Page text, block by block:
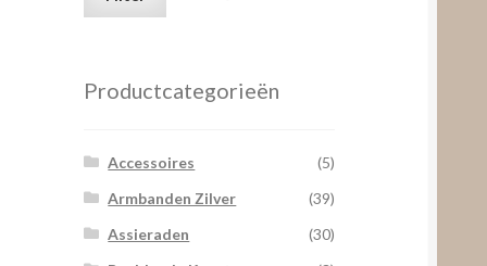
Productcategorieën
Accessoires
(5)
Armbanden Zilver
(39)
Assieraden
(30)